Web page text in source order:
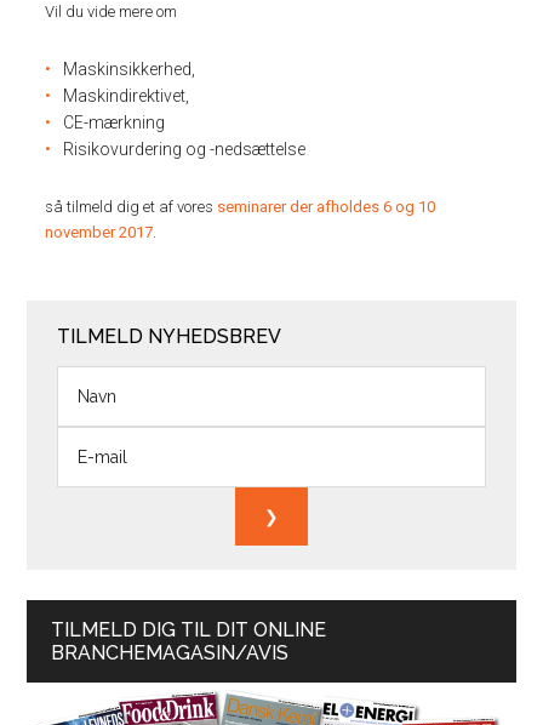
Vil du vide mere om
Maskinsikkerhed,
Maskindirektivet,
CE-mærkning
Risikovurdering og -nedsættelse
så tilmeld dig et af vores seminarer der afholdes 6 og 10
november 2017
TILMELD NYHEDSBREV
TILMELD DIG TIL DIT ONLINE
BRANCHEMAGASIN/AVIS